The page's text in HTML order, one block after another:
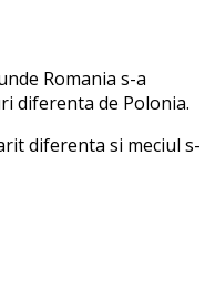
Romania s-a
diferenta de Polonia.
diferenta si meciul s-